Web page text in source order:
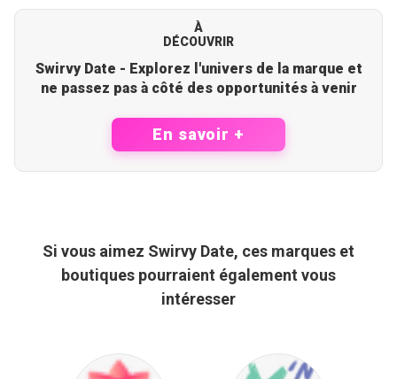
À
DÉCOUVRIR
Swirvy Date - Explorez l'univers de la marque et
ne passez pas à côté des opportunités à venir
En savoir +
Si vous aimez Swirvy Date, ces marques et
boutiques pourraient également vous
intéresser